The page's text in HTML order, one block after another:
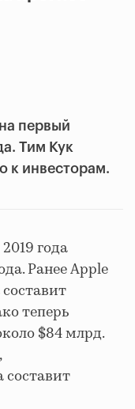
первый
Тим Кук
к инвесторам.
года
Ранее Apple
теперь
$84 млрд.
составит